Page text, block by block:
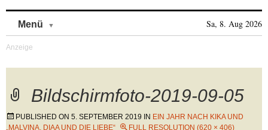
Menü Sa, 8. Aug 2026
Bildschirmfoto-2019-09-05
PUBLISHED ON 5. SEPTEMBER 2019 IN EIN JAHR NACH KIKA UND
„MALVINA, DIAA UND DIE LIEBE“
FULL RESOLUTION (620 × 406)